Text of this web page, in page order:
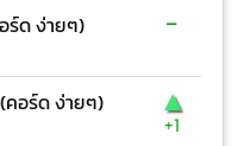
ร์ด ง่ายๆ) -
คอร์ด ง่ายๆ) ▲
+1